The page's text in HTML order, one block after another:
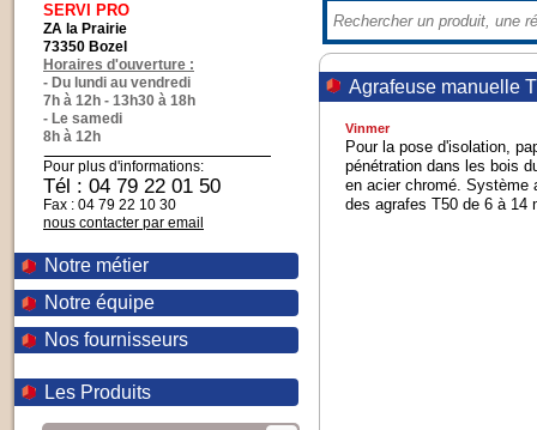
SERVI PRO
ZA la Prairie
73350 Bozel
Horaires d'ouverture :
- Du lundi au vendredi
7h à 12h - 13h30 à 18h
- Le samedi
8h à 12h
Pour plus d'informations:
Tél : 04 79 22 01 50
Fax : 04 79 22 10 30
nous contacter par email
Notre métier
Notre équipe
Nos fournisseurs
Les Produits
Agrafeuse manuelle
Vinmer
Pour la pose d'isolation,
pénétration dans les bois
en acier chromé. Système
des agrafes T50 de 6 à 14